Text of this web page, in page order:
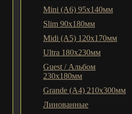
Mini (A6) 95х140мм
Slim 90x180мм
Midi (A5) 120х170мм
Ultra 180x230мм
Guest / Альбом
230x180мм
Grande (A4) 210x300мм
Линованные